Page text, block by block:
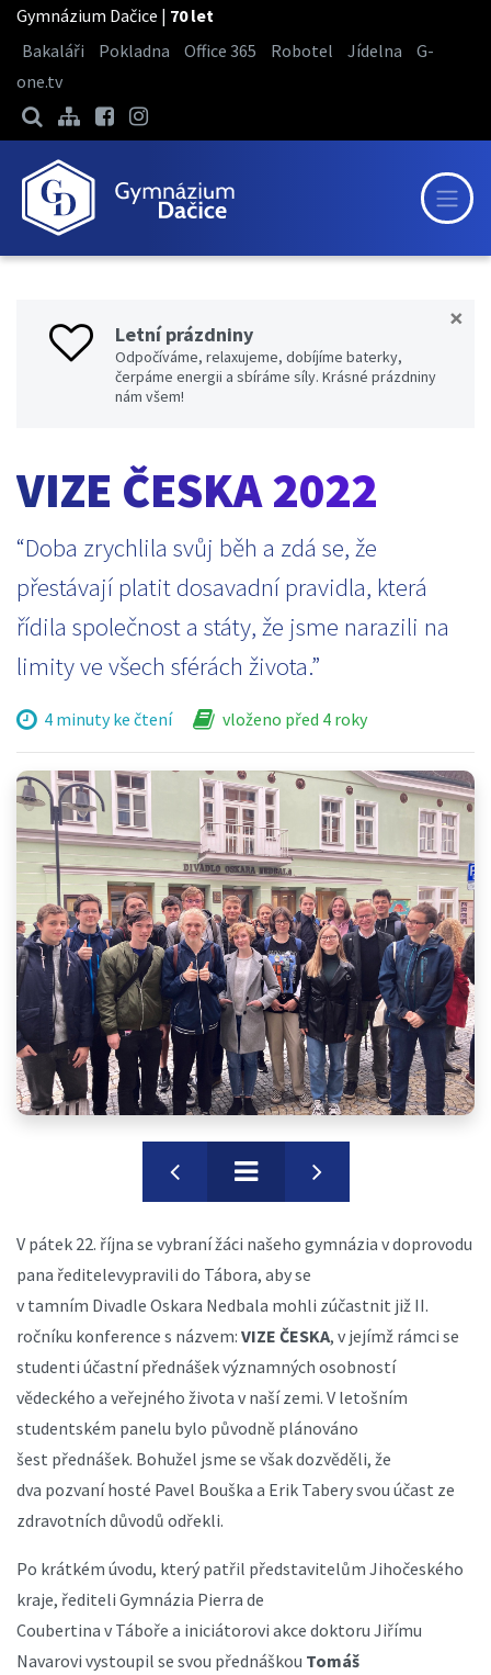
Gymnázium Dačice | 70 let
Bakaláři
Pokladna Office 365 Robotel Jídelna
G-
one.tv
×
Letní prázdniny
Odpočíváme, relaxujeme, dobíjíme baterky,
čerpáme energii a sbíráme síly. Krásné prázdniny
nám všem!
VIZE ČESKA 2022
“Doba zrychlila svůj běh a zdá se, že
přestávají platit dosavadní pravidla, která
řídila společnost a státy, že jsme narazili na
limity ve všech sférách života.”
4 minuty ke čtení vloženo před 4 roky
V pátek 22. října se vybraní žáci našeho gymnázia v doprovodu
pana ředitelevypravili do Tábora, aby se
v tamním Divadle Oskara Nedbala mohli zúčastnit již II.
ročníku konference s názvem: VIZE ČESKA, v jejímž rámci se
studenti účastní přednášek významných osobností
vědeckého a veřejného života v naší zemi. V letošním
studentském panelu bylo původně plánováno
šest přednášek. Bohužel jsme se však dozvěděli, že
dva pozvaní hosté Pavel Bouška a Erik Tabery svou účast ze
zdravotních důvodů odřekli.
Po krátkém úvodu, který patřil představitelům Jihočeského
kraje, řediteli Gymnázia Pierra de
Coubertina v Táboře a iniciátorovi akce doktoru Jiřímu
Navarovi vystoupil se svou přednáškou Tomáš